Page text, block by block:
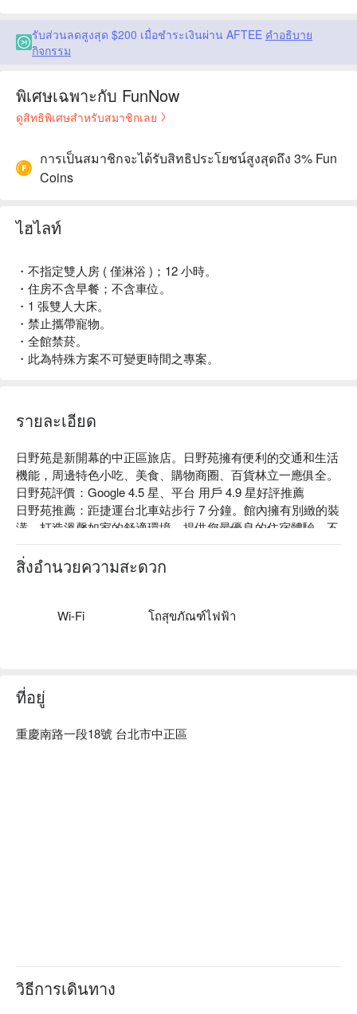
รับส่วนลดสูงสุด $200 เมื่อชำระเงินผ่าน AFTEE คำอธิบาย
กิจกรรม
พิเศษเฉพาะกับ FunNow
ดูสิทธิพิเศษสำหรับสมาชิกเลย
การเป็นสมาชิกจะได้รับสิทธิประโยชน์สูงสุดถึง 3% Fun
Coins
ไฮไลท์
・不指定雙人房 ( 僅淋浴 )；12 小時。
・住房不含早餐；不含車位。
・1 張雙人大床。
・禁止攜帶寵物。
・全館禁菸。
・此為特殊方案不可變更時間之專案。
รายละเอียด
日野苑是新開幕的中正區旅店。日野苑擁有便利的交通和生活
機能，周邊特色小吃、美食、購物商圈、百貨林立一應俱全。
日野苑評價：Google 4.5 星、平台 用戶 4.9 星好評推薦
日野苑推薦：距捷運台北車站步行 7 分鐘。館內擁有別緻的裝
潢，打造溫馨如家的舒適環境，提供您最優良的住宿體驗，不
論是出差工作還是外出旅遊皆能滿足您的需求。
日野苑股份有限公司，統編：83550901。
สิ่งอำนวยความสะดวก
Wi-Fi โถสุขภัณฑ์ไฟฟ้า
ที่อยู่
重慶南路一段18號 台北市中正區
วิธีการเดินทาง